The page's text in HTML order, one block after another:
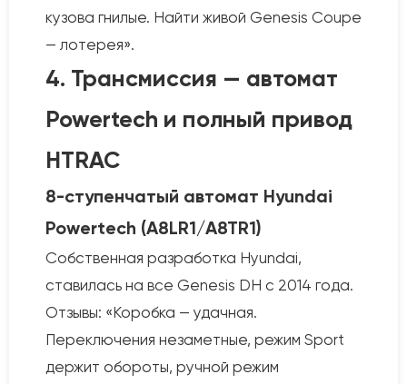
кузова гнилые. Найти живой Genesis Coupe
— лотерея».
4. Трансмиссия — автомат
Powertech и полный привод
HTRAC
8-ступенчатый автомат Hyundai
Powertech (A8LR1/A8TR1)
Собственная разработка Hyundai,
ставилась на все Genesis DH с 2014 года.
Отзывы: «Коробка — удачная.
Переключения незаметные, режим Sport
держит обороты, ручной режим